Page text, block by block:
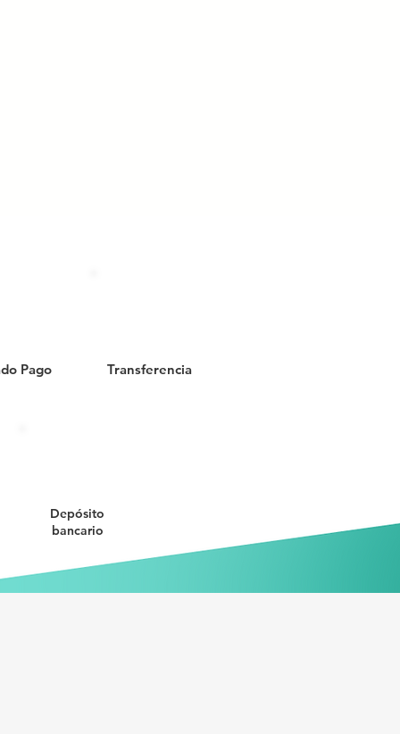
Pago Transferencia
Depósito
bancario